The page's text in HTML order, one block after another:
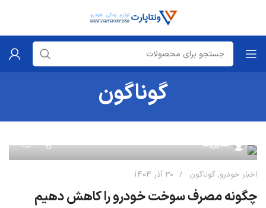
گوناگون
مدیریت
اخبار خودرو, گوناگون 30 آذر 1404
چگونه مصرف سوخت خودرو را کاهش دهیم